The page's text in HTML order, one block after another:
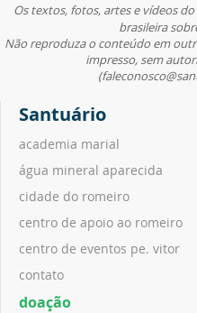
Os textos, fotos, artes e vídeos
brasileira
Não reproduza o conteúdo em
impresso, sem
Santuário
academia marial
água mineral aparecida
cidade do romeiro
centro de apoio ao romeiro
centro de eventos pe. vitor
contato
doação